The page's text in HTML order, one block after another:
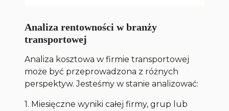
Analiza rentowności w branży
transportowej
Analiza kosztowa w firmie transportowej
może być przeprowadzona z różnych
perspektyw. Jesteśmy w stanie analizować:
1. Miesięczne wyniki całej firmy, grup lub